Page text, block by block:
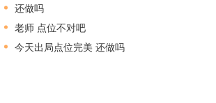
还做吗
老师 点位不对吧
今天出局点位完美 还做吗